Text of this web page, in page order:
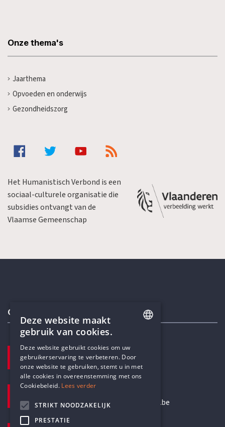
Onze thema's
Jaarthema
Opvoeden en onderwijs
Gezondheidszorg
Het Humanistisch Verbond is een
sociaal-culturele organisatie die
subsidies ontvangt van de
Vlaamse Gemeenschap
Contactgegevens
TELEFOON
+32 3 233 70 32
E-MAILADRES
secretariaat@humanistischverbond.be
DUTCH
Deze website maakt
gebruik van cookies.
Deze website gebruikt cookies om uw
gebruikerservaring te verbeteren. Door
onze website te gebruiken, stemt u in met
alle cookies in overeenstemming met ons
Cookiebeleid. Lees verder
STRIKT NOODZAKELIJK
PRESTATIE